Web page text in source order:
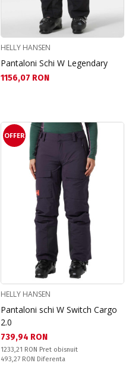
HELLY HANSEN
Pantaloni Schi W Legendary
Текуща цена:
1156,07 RON
OFFER
HELLY HANSEN
Pantaloni schi W Switch Cargo
2.0
Текуща цена:
739,94 RON
Pret obisnuit:
1233,21 RON Pret obisnuit
Спестявате:
493,27 RON Diferenta